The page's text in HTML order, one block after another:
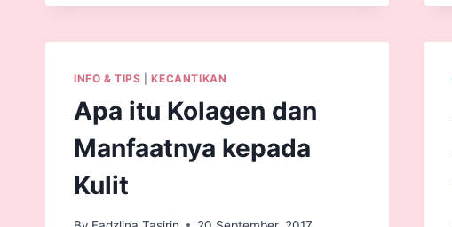
INFO & TIPS |KECANTIKAN
Apa itu Kolagen dan
Manfaatnya kepada
Kulit